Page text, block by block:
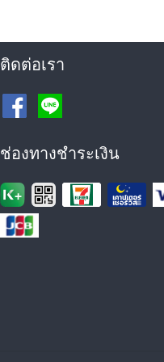
ติดต่อเรา
ช่องทางชำระเงิน